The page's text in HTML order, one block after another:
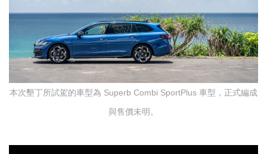
本次墾丁所試駕的車型為 Superb Combi SportPlus 車型，正式編成
與售價未明。